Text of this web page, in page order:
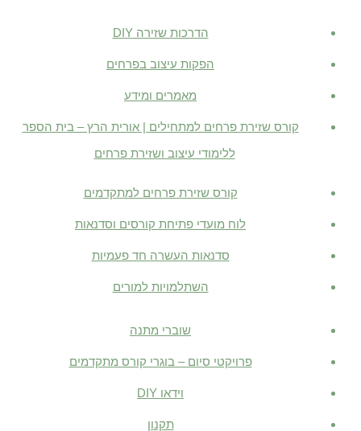
הדרכות שזירה DIY
הפקות עיצוב בפרחים
מאמרים ומידע
קורס שזירת פרחים למתחילים | אורית הרץ – בית הספר
ללימודי עיצוב ושזירת פרחים
קורס שזירת פרחים למתקדמים
לוח מועדי פתיחת קורסים וסדנאות
סדנאות העשרה חד פעמיות
השתלמויות למורים
שוברי מתנה
פרויקטי סיום – בוגרי קורס מתקדמים
וידאו DIY
תקנון